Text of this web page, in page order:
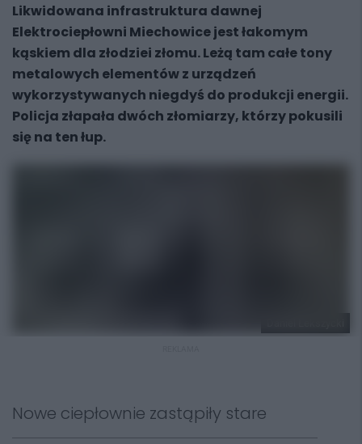
Likwidowana infrastruktura dawnej
Elektrociepłowni Miechowice jest łakomym
kąskiem dla złodziei złomu. Leżą tam całe tony
metalowych elementów z urządzeń
wykorzystywanych niegdyś do produkcji energii.
Policja złapała dwóch złomiarzy, którzy pokusili
się na ten łup.
Nowe ciepłownie zastąpiły stare